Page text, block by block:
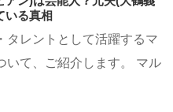
いる真相
タレントとして活躍するマ
いて、ご紹介します。 マル